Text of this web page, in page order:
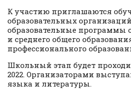
К участию приглашаются
образовательных
образовательные программы
и среднего общего
профессионального
Школьный этап будет
2022. Организаторами
языка и литературы.